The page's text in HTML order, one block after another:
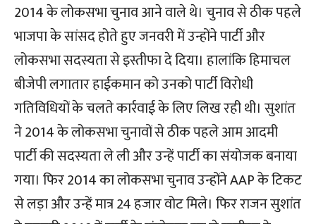
2014 के लोकसभा चुनाव आने वाले थे। चुनाव से ठीक पहले
भाजपा के सांसद होते हुए जनवरी में उन्होंने पार्टी और
लोकसभा सदस्यता से इस्तीफा दे दिया। हालांकि हिमाचल
बीजेपी लगातार हाईकमान को उनको पार्टी विरोधी
गतिविधियों के चलते कार्रवाई के लिए लिख रही थी। सुशांत
ने 2014 के लोकसभा चुनावों से ठीक पहले आम आदमी
पार्टी की सदस्यता ले ली और उन्हें पार्टी का संयोजक बनाया
गया। फिर 2014 का लोकसभा चुनाव उन्होंने AAP के टिकट
से लड़ा और उन्हें मात्र 24 हजार वोट मिले। फिर राजन सुशांत